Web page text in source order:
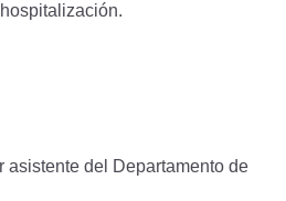
asistente del Departamento de